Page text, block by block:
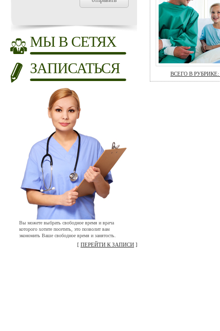
МЫ В СЕТЯХ
ЗАПИСАТЬСЯ
Вы можете выбрать свободное время и врача
которого хотите посетить, это позволит вам
экономить Ваше свободное время и занятость.
[ ПЕРЕЙТИ К ЗАПИСИ ]
ВСЕГО В РУБРИКЕ: